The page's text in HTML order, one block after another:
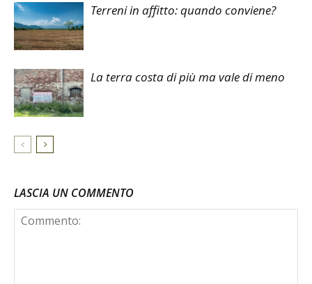
Terreni in affitto: quando conviene?
La terra costa di più ma vale di meno
LASCIA UN COMMENTO